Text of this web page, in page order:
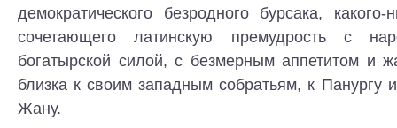
демократического безродного бурсака,
сочетающего латинскую премудрость с
богатырской силой, с безмерным аппетитом и
близка к своим западным собратьям, к Панургу
Жану.